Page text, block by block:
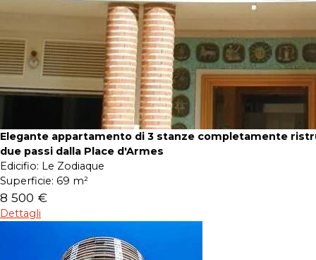
Elegante appartamento di 3 stanze completamente
due passi dalla Place d'Armes
Edicifio: Le Zodiaque
Superficie: 69 m²
8 500 €
Dettagli